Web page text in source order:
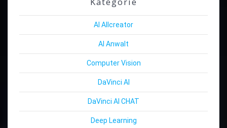
AI Allcreator
AI Anwalt
Computer Vision
DaVinci AI
DaVinci AI CHAT
Deep Learning